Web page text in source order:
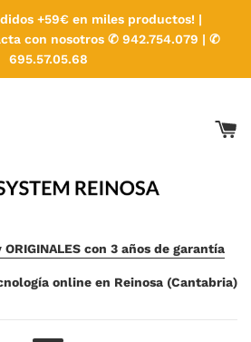
+59€ en miles productos! |
con nosotros ✆ 942.754.079 | ✆
695.57.05.68
ORIGINALES con 3 años de garantía
online en Reinosa (Cantabria)